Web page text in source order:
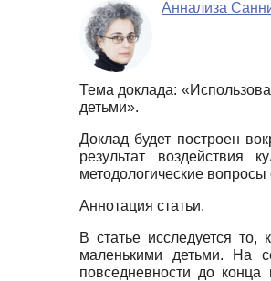
Аннализа
Тема доклада:
детьми».
Доклад будет построен
результат
методологические
Аннотация статьи.
В статье исследуется
маленькими детьми. На
повседневности до